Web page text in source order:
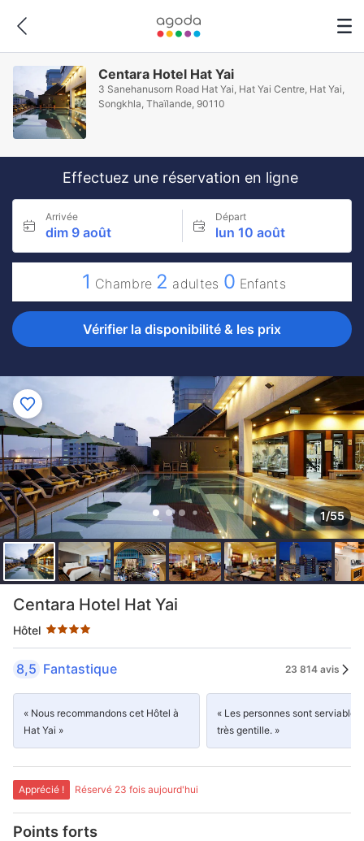
Centara Hotel Hat Yai
3 Sanehanusorn Road Hat Yai, Hat Yai Centre, Hat Yai,
Songkhla, Thaïlande, 90110
Effectuez une réservation en ligne
Arrivée
dim 9 août
Départ
lun 10 août
1 Chambre 2 adultes 0 Enfants
Vérifier la disponibilité & les prix
1/55
Centara Hotel Hat Yai
Hôtel
4 étoiles au classement par étoile
8,5 Fantastique 23 814 avis
« Nous recommandons cet Hôtel à
Hat Yai »
« Les personnes sont serviables
très gentille. »
Apprécié ! Réservé 23 fois aujourd'hui
Points forts